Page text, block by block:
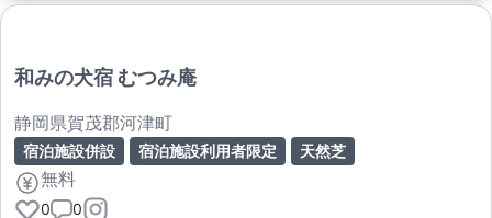
和みの犬宿 むつみ庵
静岡県賀茂郡河津町
宿泊施設併設 宿泊施設利用者限定 天然芝
無料
0 0